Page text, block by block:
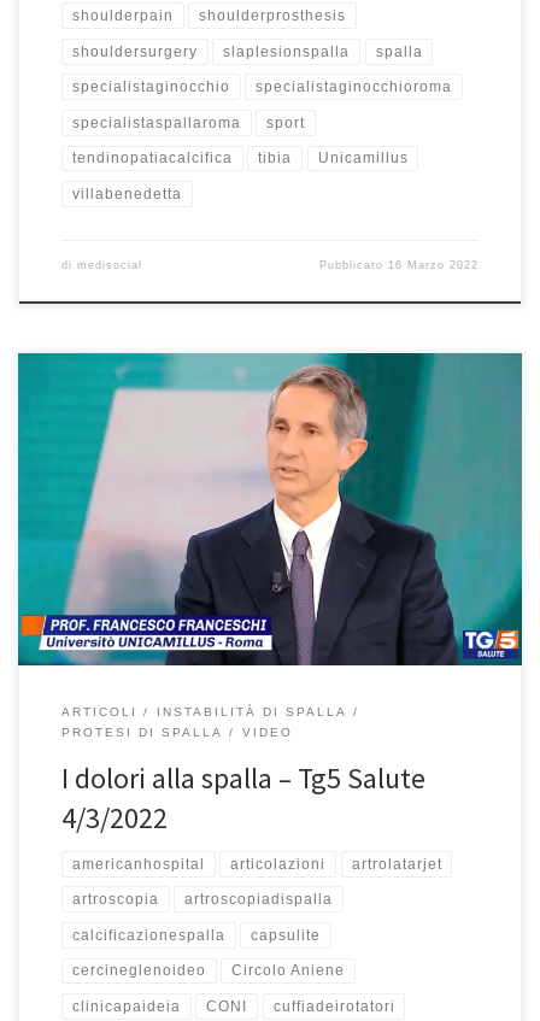
shoulderpain shoulderprosthesis
shouldersurgery slaplesionspalla spalla
specialistaginocchio specialistaginocchioroma
specialistaspallaroma sport
tendinopatiacalcifica tibia Unicamillus
villabenedetta
di medisocial Pubblicato 16 Marzo 2022
I dolori alla spalla Prof. Francesco Franceschi ortopedico spalla
Roma – Intervista Tg5 Salute 3/4/2022. I dolori alla spalla:
frequentissimi soprattutto in chi ha fatto o fa attività sportiva
eccessiva oppure ha avuto un incidente. Cosa è possibile fare? Il
professor Francesco Franceschi ortopedico, professore associato
di ortopedia all’Università Unicamillus […]
ARTICOLI
INSTABILITÀ DI SPALLA
PROTESI DI SPALLA
VIDEO
I dolori alla spalla – Tg5 Salute
4/3/2022
americanhospital articolazioni artrolatarjet
artroscopia artroscopiadispalla
calcificazionespalla capsulite
cercineglenoideo Circolo Aniene
clinicapaideia CONI cuffiadeirotatori